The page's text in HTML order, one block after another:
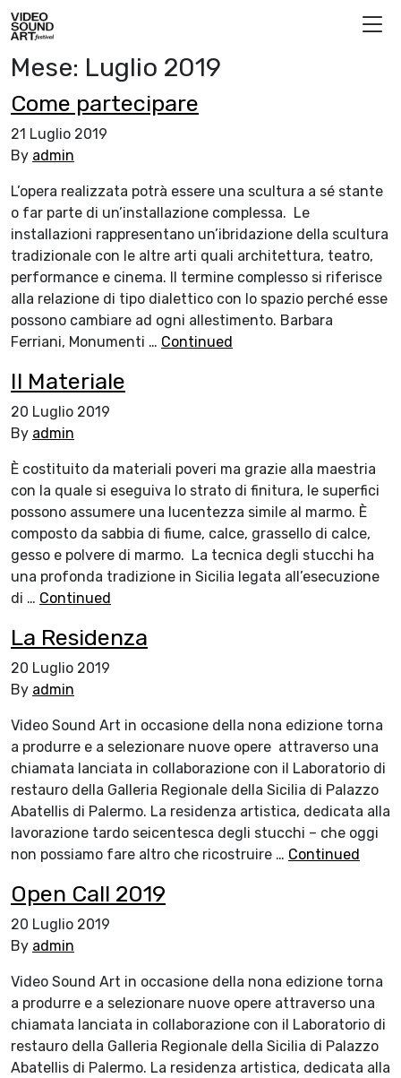
Vai al contenuto
Video Sound Art
Mese: Luglio 2019
Come partecipare
21 Luglio 2019
By admin
L’opera realizzata potrà essere una scultura a sé stante
o far parte di un’installazione complessa. Le
installazioni rappresentano un’ibridazione della scultura
tradizionale con le altre arti quali architettura, teatro,
performance e cinema. Il termine complesso si riferisce
alla relazione di tipo dialettico con lo spazio perché esse
possono cambiare ad ogni allestimento. Barbara
Ferriani, Monumenti … Continued
Il Materiale
20 Luglio 2019
By admin
È costituito da materiali poveri ma grazie alla maestria
con la quale si eseguiva lo strato di finitura, le superfici
possono assumere una lucentezza simile al marmo. È
composto da sabbia di fiume, calce, grassello di calce,
gesso e polvere di marmo. La tecnica degli stucchi ha
una profonda tradizione in Sicilia legata all’esecuzione
di … Continued
La Residenza
20 Luglio 2019
By admin
Video Sound Art in occasione della nona edizione torna
a produrre e a selezionare nuove opere attraverso una
chiamata lanciata in collaborazione con il Laboratorio di
restauro della Galleria Regionale della Sicilia di Palazzo
Abatellis di Palermo. La residenza artistica, dedicata alla
lavorazione tardo seicentesca degli stucchi – che oggi
non possiamo fare altro che ricostruire … Continued
Open Call 2019
20 Luglio 2019
By admin
Video Sound Art in occasione della nona edizione torna
a produrre e a selezionare nuove opere attraverso una
chiamata lanciata in collaborazione con il Laboratorio di
restauro della Galleria Regionale della Sicilia di Palazzo
Abatellis di Palermo. La residenza artistica, dedicata alla